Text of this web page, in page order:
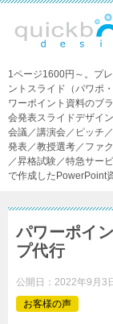
1ページ1600円～。プ
ントスライド（パワポ
ワーポイント資料のブ
会発表スライドデザイ
会議／講演会／ピッチ
発表／教授選考／ファ
／昇格試験／特急サー
で作成したPowerPoint
パワーポイ
プ代行
公開日： 2022年9月3
お客様の声